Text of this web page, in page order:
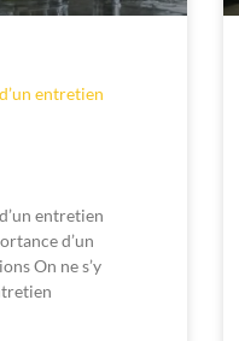
entretien
entretien
d’un
On ne s’y